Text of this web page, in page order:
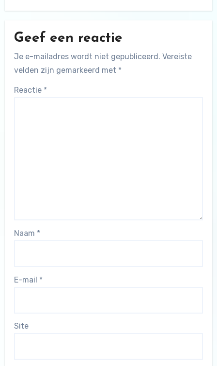
Geef een reactie
Je e-mailadres wordt niet gepubliceerd. Vereiste
velden zijn gemarkeerd met *
Reactie *
Naam *
E-mail *
Site